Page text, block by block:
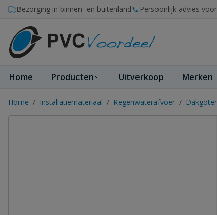
Ga naar de inhoud
Bezorging in binnen- en buitenland Persoonlijk advies
Home Producten Uitverkoop Merken
Home / Installatiemateriaal / Regenwaterafvoer /